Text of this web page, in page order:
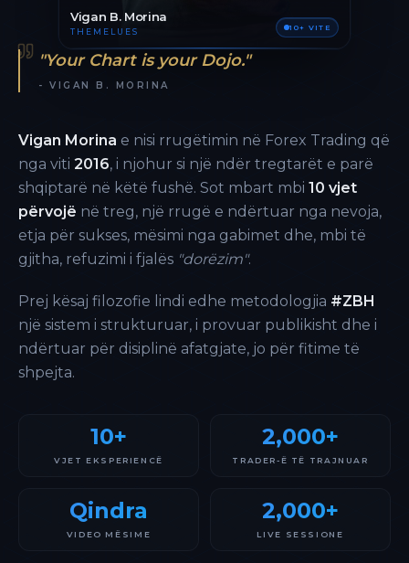
Vigan B. Morina
THEMELUES 10+ VITE
"Your Chart is your Dojo."
- VIGAN B. MORINA
Vigan Morina e nisi rrugëtimin në Forex Trading që
nga viti 2016, i njohur si një ndër tregtarët e parë
shqiptarë në këtë fushë. Sot mbart mbi 10 vjet
përvojë në treg, një rrugë e ndërtuar nga nevoja,
etja për sukses, mësimi nga gabimet dhe, mbi të
gjitha, refuzimi i fjalës "dorëzim".
Prej kësaj filozofie lindi edhe metodologjia #ZBH
një sistem i strukturuar, i provuar publikisht dhe i
ndërtuar për disiplinë afatgjate, jo për fitime të
shpejta.
10+
VJET EKSPERIENCË
2,000+
TRADER-Ë TË TRAJNUAR
Qindra
VIDEO MËSIME
2,000+
LIVE SESSIONE